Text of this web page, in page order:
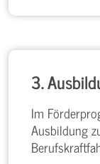
3.
Im
Ausbildung